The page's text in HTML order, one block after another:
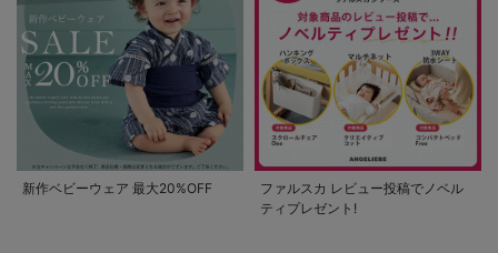
新作ベビーウェア 最大20%OFF
ファルスカ レビュー投稿でノベル
ティプレゼント!